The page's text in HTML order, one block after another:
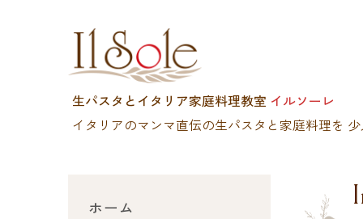
生パスタとイタリア家庭料理教室 イルソーレ
イタリアのマンマ直伝の生パスタと家庭料理を
ホーム